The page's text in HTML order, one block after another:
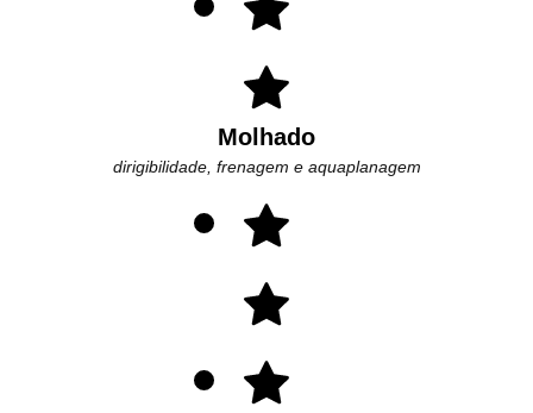
Molhado
dirigibilidade, frenagem e aquaplanagem